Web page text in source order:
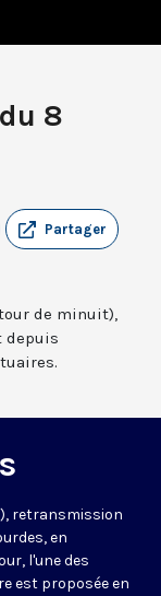
8
Partager
de minuit),
depuis
retransmission
en
l'une des
est proposée en